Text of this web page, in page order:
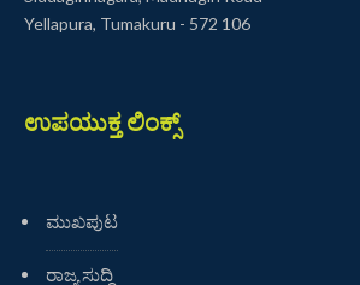
Yellapura, Tumakuru - 572 106
ಉಪಯುಕ್ತ ಲಿಂಕ್ಸ್
ಮುಖಪುಟ
ರಾಜ್ಯ ಸುದ್ದಿ